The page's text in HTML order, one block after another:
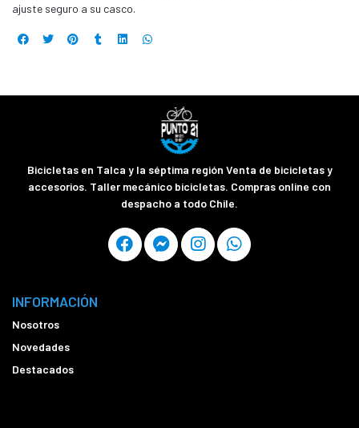
ajuste seguro a su casco.
Bicicletas en Talca y la séptima región Venta de bicicletas y
accesorios. Taller mecánico bicicletas. Compras online con
despacho a todo Chile.
INFORMACIÓN
Nosotros
Novedades
Destacados